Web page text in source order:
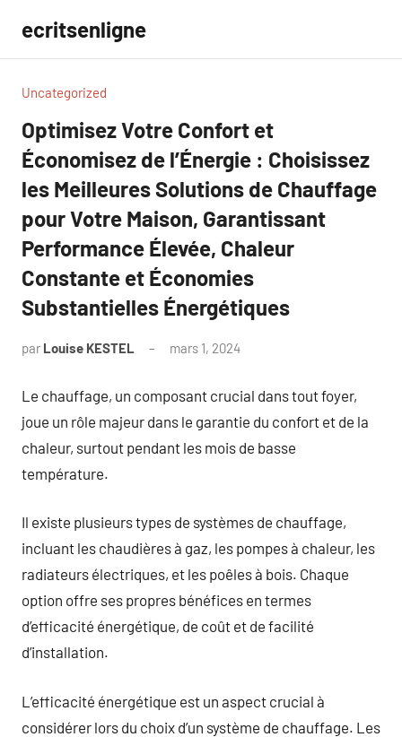
contenu
ecritsenligne
Uncategorized
Optimisez Votre Confort et
Économisez de l’Énergie : Choisissez
les Meilleures Solutions de Chauffage
pour Votre Maison, Garantissant
Performance Élevée, Chaleur
Constante et Économies
Substantielles Énergétiques
par Louise KESTEL mars 1, 2024
Le chauffage, un composant crucial dans tout foyer,
joue un rôle majeur dans le garantie du confort et de la
chaleur, surtout pendant les mois de basse
température.
Il existe plusieurs types de systèmes de chauffage,
incluant les chaudières à gaz, les pompes à chaleur, les
radiateurs électriques, et les poêles à bois. Chaque
option offre ses propres bénéfices en termes
d’efficacité énergétique, de coût et de facilité
d’installation.
L’efficacité énergétique est un aspect crucial à
considérer lors du choix d’un système de chauffage. Les